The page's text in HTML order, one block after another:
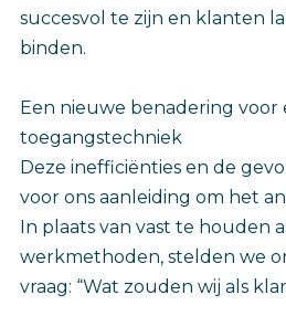
succesvol te zijn en klanten
binden.
Een nieuwe benadering
toegangstechniek
Deze inefficiënties en de
voor ons aanleiding om het
In plaats van vast te houden
werkmethoden, stelden we
vraag: “Wat zouden wij als